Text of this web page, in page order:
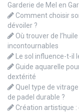
Garderie de Mel en
Comment choisir
dévoiler ?
Où trouver de
incontournables
Le sol influence-t-
Guide aquarelle
dextérité
Quel type de
de padel durable ?
Création artistique :